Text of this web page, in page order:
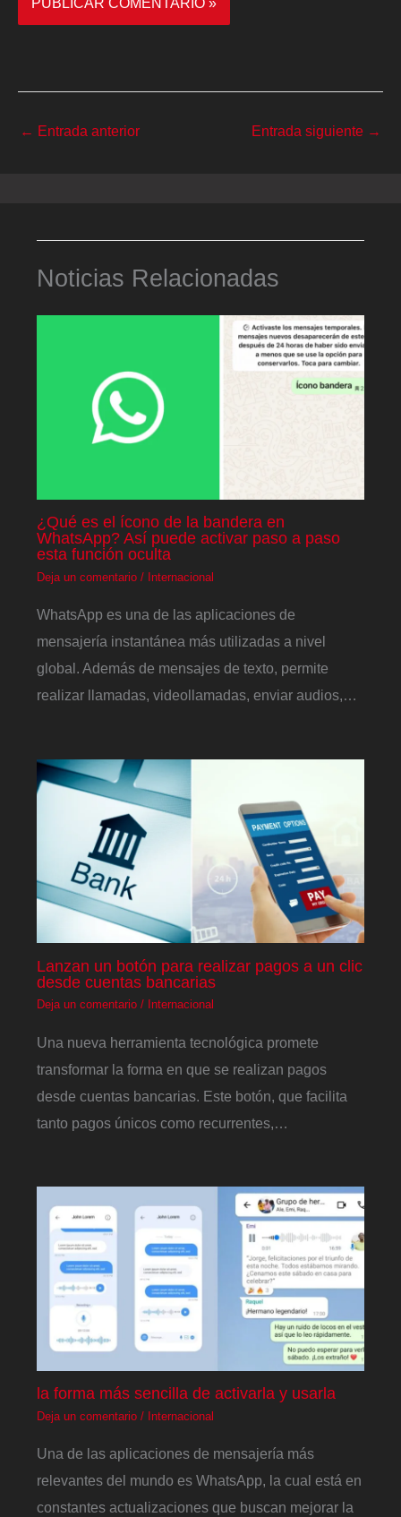
← Entrada anterior Entrada siguiente →
Noticias Relacionadas
¿Qué es el ícono de la bandera en
WhatsApp? Así puede activar paso a paso
esta función oculta
Deja un comentario / Internacional
WhatsApp es una de las aplicaciones de
mensajería instantánea más utilizadas a nivel
global. Además de mensajes de texto, permite
realizar llamadas, videollamadas, enviar audios,…
Lanzan un botón para realizar pagos a un clic
desde cuentas bancarias
Deja un comentario / Internacional
Una nueva herramienta tecnológica promete
transformar la forma en que se realizan pagos
desde cuentas bancarias. Este botón, que facilita
tanto pagos únicos como recurrentes,…
la forma más sencilla de activarla y usarla
Deja un comentario / Internacional
Una de las aplicaciones de mensajería más
relevantes del mundo es WhatsApp, la cual está en
constantes actualizaciones que buscan mejorar la